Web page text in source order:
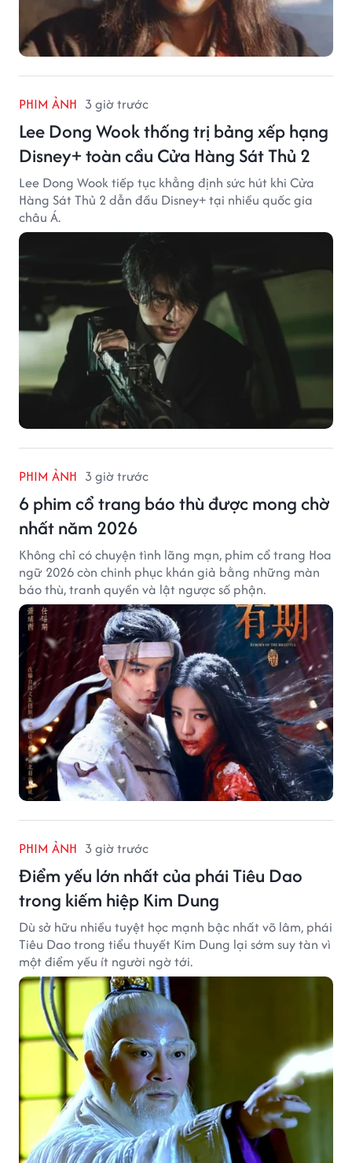
PHIM ẢNH 3 giờ trước
Lee Dong Wook thống trị bảng xếp hạng
Disney+ toàn cầu Cửa Hàng Sát Thủ 2
Lee Dong Wook tiếp tục khẳng định sức hút khi Cửa
Hàng Sát Thủ 2 dẫn đầu Disney+ tại nhiều quốc gia
châu Á.
PHIM ẢNH 3 giờ trước
6 phim cổ trang báo thù được mong chờ
nhất năm 2026
Không chỉ có chuyện tình lãng mạn, phim cổ trang Hoa
ngữ 2026 còn chinh phục khán giả bằng những màn
báo thù, tranh quyền và lật ngược số phận.
PHIM ẢNH 3 giờ trước
Điểm yếu lớn nhất của phái Tiêu Dao
trong kiếm hiệp Kim Dung
Dù sở hữu nhiều tuyệt học mạnh bậc nhất võ lâm, phái
Tiêu Dao trong tiểu thuyết Kim Dung lại sớm suy tàn vì
một điểm yếu ít người ngờ tới.